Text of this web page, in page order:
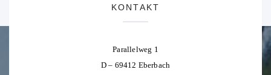
KONTAKT
Parallelweg 1
D – 69412 Eberbach